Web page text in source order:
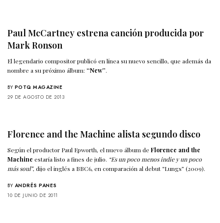
Paul McCartney estrena canción producida por
Mark Ronson
El legendario compositor publicó en línea su nuevo sencillo, que además da
nombre a su próximo álbum: “New”.
BY POTQ MAGAZINE
29 DE AGOSTO DE 2013
Florence and the Machine alista segundo disco
Según el productor Paul Epworth, el nuevo álbum deFlorence and the
Machine estaría listo a fines de julio. “Es un poco menos indie y un poco
más soul”, dijo el inglés a BBC6, en comparación al debut “Lungs” (2009).
BY ANDRÉS PANES
10 DE JUNIO DE 2011